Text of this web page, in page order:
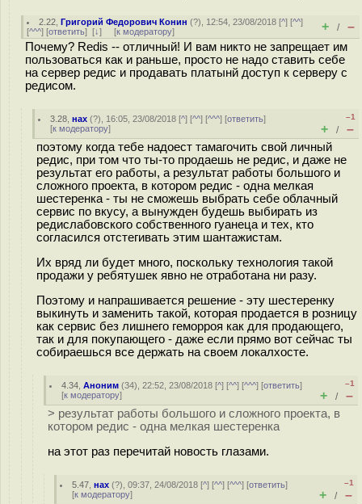
2.22 ,Григорий Федорович Конин (?), 12:54, 23/08/2018 [^] [^^]
[^^^] [ответить] [↓] [к модератору] + / –
Почему? Redis -- отличный! И вам никто не запрещает им
пользоваться как и раньше, просто не надо ставить себе
на сервер редис и продавать платынй доступ к серверу с
редисом.
3.28 ,нах (?), 16:05, 23/08/2018 [^] [^^] [^^^] [ответить]
[к модератору]
–1
+ / –
поэтому когда тебе надоест тамагочить свой личный
редис, при том что ты-то продаешь не редис, и даже не
результат его работы, а результат работы большого и
сложного проекта, в котором редис - одна мелкая
шестеренка - ты не сможешь выбрать себе облачный
сервис по вкусу, а вынужден будешь выбирать из
редислабовского собственного гуанеца и тех, кто
согласился отстегивать этим шантажистам.
Их вряд ли будет много, поскольку технология такой
продажи у ребятушек явно не отработана ни разу.
Поэтому и напрашивается решение - эту шестеренку
выкинуть и заменить такой, которая продается в розницу
как сервис без лишнего геморроя как для продающего,
так и для покупающего - даже если прямо вот сейчас ты
собираешься все держать на своем локалхосте.
4.34 ,Аноним (34), 22:52, 23/08/2018 [^] [^^] [^^^] [ответить]
[к модератору]
–1
+ / –
> результат работы большого и сложного проекта, в
котором редис - одна мелкая шестеренка
на этот раз перечитай новость глазами.
5.47 ,нах (?), 09:37, 24/08/2018 [^] [^^] [^^^] [ответить]
[к модератору]
–1
+ / –